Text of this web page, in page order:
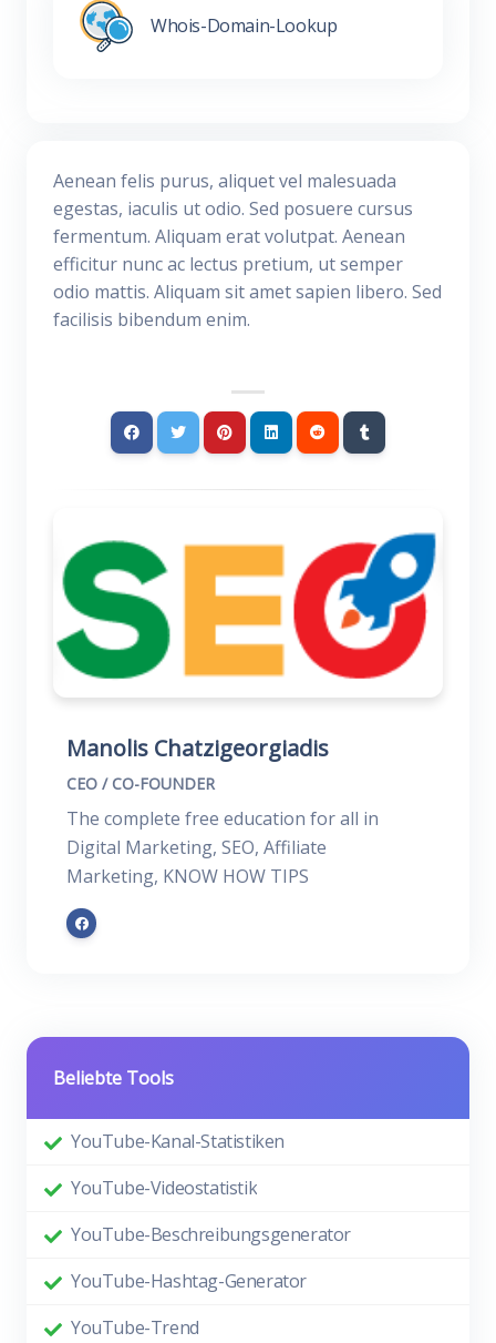
Whois-Domain-Lookup
Aenean felis purus, aliquet vel malesuada
egestas, iaculis ut odio. Sed posuere cursus
fermentum. Aliquam erat volutpat. Aenean
efficitur nunc ac lectus pretium, ut semper
odio mattis. Aliquam sit amet sapien libero. Sed
facilisis bibendum enim.
Manolis Chatzigeorgiadis
CEO / CO-FOUNDER
The complete free education for all in
Digital Marketing, SEO, Affiliate
Marketing, KNOW HOW TIPS
Beliebte Tools
YouTube-Kanal-Statistiken
YouTube-Videostatistik
YouTube-Beschreibungsgenerator
YouTube-Hashtag-Generator
YouTube-Trend